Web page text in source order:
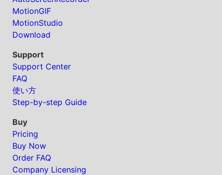
MotionGIF
MotionStudio
Download
Support
Support Center
FAQ
使い方
Step-by-step Guide
Buy
Pricing
Buy Now
Order FAQ
Company Licensing